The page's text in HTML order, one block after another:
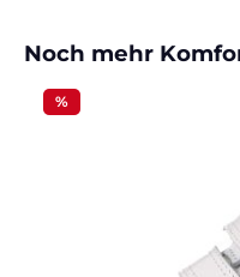
Produktgalerie
Noch mehr
%